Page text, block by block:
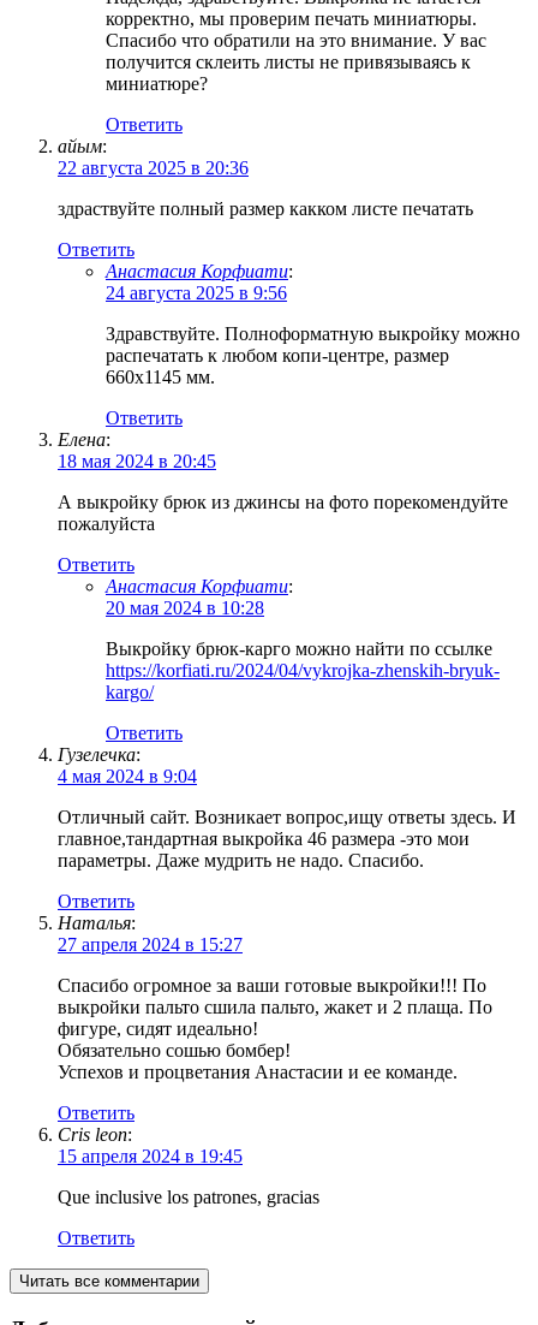
корректно, мы проверим печать миниатюры.
Спасибо что обратили на это внимание. У вас
получится склеить листы не привязываясь к
миниатюре?
Ответить
айым:
22 августа 2025 в 20:36
здраствуйте полный размер какком листе печатать
Ответить
Анастасия Корфиати:
24 августа 2025 в 9:56
Здравствуйте. Полноформатную выкройку можно
распечатать к любом копи-центре, размер
660х1145 мм.
Ответить
Елена:
18 мая 2024 в 20:45
А выкройку брюк из джинсы на фото порекомендуйте
пожалуйста
Ответить
Анастасия Корфиати:
20 мая 2024 в 10:28
Выкройку брюк-карго можно найти по ссылке
https://korfiati.ru/2024/04/vykrojka-zhenskih-bryuk-
kargo/
Ответить
Гузелечка:
4 мая 2024 в 9:04
Отличный сайт. Возникает вопрос,ищу ответы здесь. И
главное,тандартная выкройка 46 размера -это мои
параметры. Даже мудрить не надо. Спасибо.
Ответить
Наталья:
27 апреля 2024 в 15:27
Спасибо огромное за ваши готовые выкройки!!! По
выкройки пальто сшила пальто, жакет и 2 плаща. По
фигуре, сидят идеально!
Обязательно сошью бомбер!
Успехов и процветания Анастасии и ее команде.
Ответить
Cris leon:
15 апреля 2024 в 19:45
Que inclusive los patrones, gracias
Ответить
Читать все комментарии